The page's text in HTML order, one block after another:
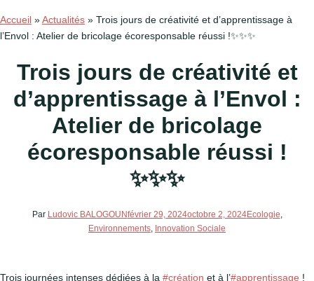
Accueil »Actualités » Trois jours de créativité et d’apprentissage à
l’Envol : Atelier de bricolage écoresponsable réussi !✨✨✨
Trois jours de créativité et
d’apprentissage à l’Envol :
Atelier de bricolage
écoresponsable réussi !
✨✨✨
Par Ludovic BALOGOUNfévrier 29, 2024octobre 2, 2024Ecologie,
Environnements, Innovation Sociale
Trois journées intenses dédiées à la #création et à l’#apprentissage !